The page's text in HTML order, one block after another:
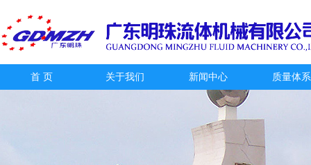
首 页 关于我们 新闻中心 质量体系